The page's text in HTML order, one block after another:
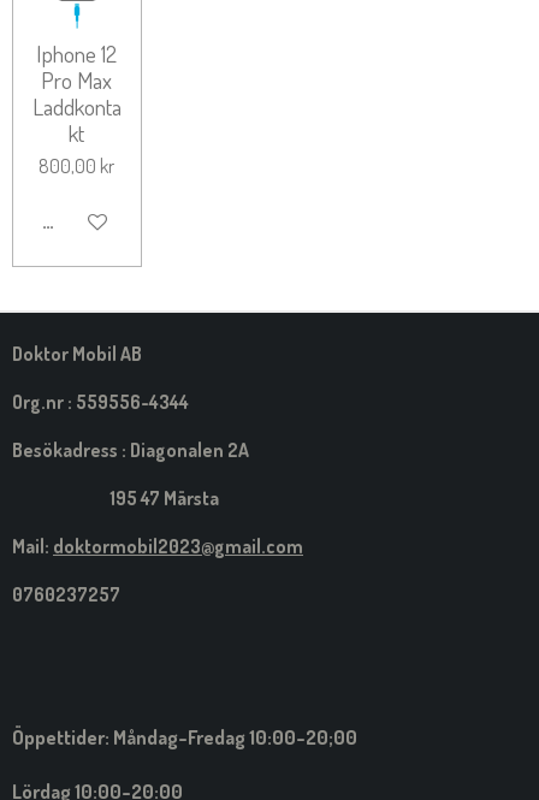
Iphone 12
Pro Max
Laddkonta
kt
800,00 kr
LÄGG TILL I VARUKORG
Doktor Mobil AB
Org.nr : 559556-4344
Besökadress : Diagonalen 2A
195 47 Märsta
Mail: doktormobil2023@gmail.com
0760237257
Öppettider: Måndag-Fredag 10:00-20;00
Lördag 10:00-20:00